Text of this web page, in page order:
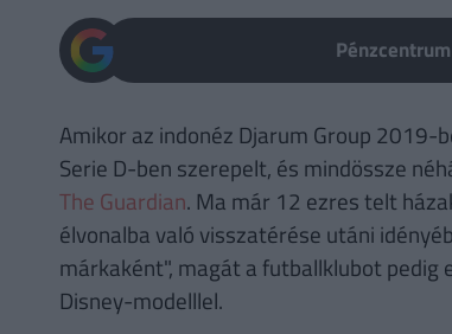
Amikor az indonéz Djarum Group 2019-
Serie D-ben szerepelt, és mindössze
The Guardian. Ma már 12 ezres telt
élvonalba való visszatérése utáni
márkaként", magát a futballklubot
Disney-modelllel.